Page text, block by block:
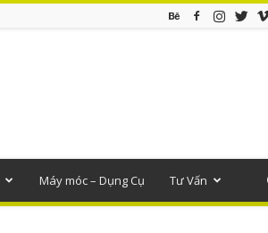
Máy móc – Dụng Cụ Tư Vấn